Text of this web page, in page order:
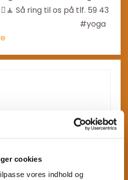
cookies
vores indhold og
Så ring til os på tlf. 59 43
#yoga